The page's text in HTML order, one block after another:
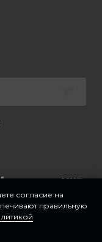
согласие на
правильную